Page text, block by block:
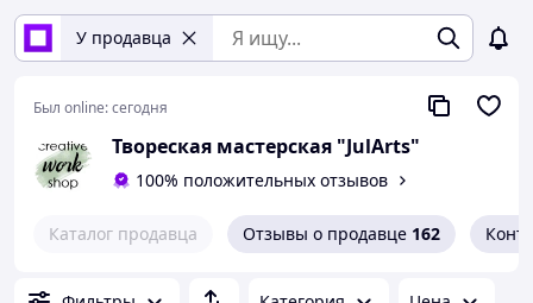
У продавца
Был online:сегодня
Твореская мастерская "JulArts"
100% положительных отзывов
Каталог продавца Отзывы о продавце 162